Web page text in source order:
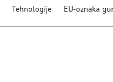
Tehnologije EU-oznaka